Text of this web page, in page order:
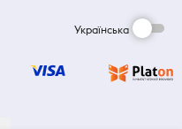
Українська